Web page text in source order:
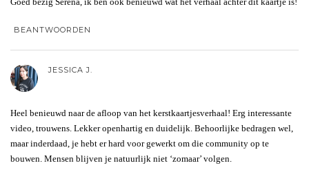
BEANTWOORDEN
JESSICA J.
Heel benieuwd naar de afloop van het kerstkaartjesverhaal! Erg interessante
video, trouwens. Lekker openhartig en duidelijk. Behoorlijke bedragen wel,
maar inderdaad, je hebt er hard voor gewerkt om die community op te
bouwen. Mensen blijven je natuurlijk niet ‘zomaar’ volgen.